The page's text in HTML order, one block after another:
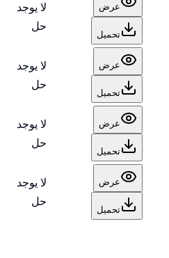
عرض
تحميل
لا يوجد
حل
عرض
تحميل
لا يوجد
حل
عرض
تحميل
لا يوجد
حل
عرض
تحميل
لا يوجد
حل